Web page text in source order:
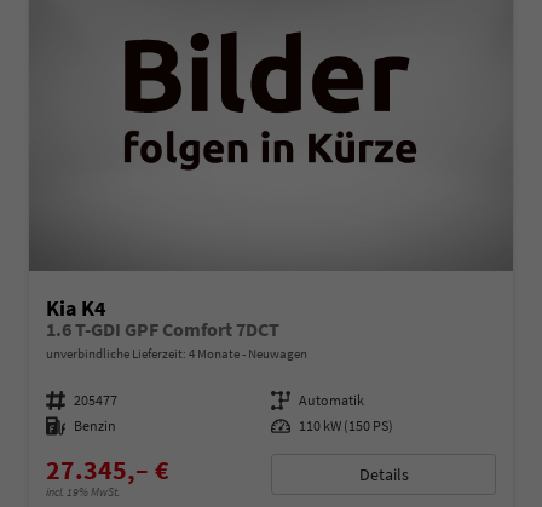
Kia K4
1.6 T-GDI GPF Comfort 7DCT
unverbindliche Lieferzeit: 4 Monate Neuwagen
Fahrzeugnummer 205477 Getriebe Automatik
Kraftstoff Benzin Leistung 110 kW (150 PS)
27.345,– €
incl. 19% MwSt.
Details